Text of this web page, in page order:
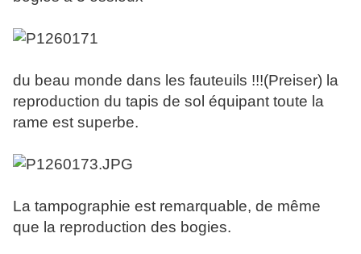
du beau monde dans les fauteuils !!!(Preiser) la
reproduction du tapis de sol équipant toute la
rame est superbe.
La tampographie est remarquable, de même
que la reproduction des bogies.